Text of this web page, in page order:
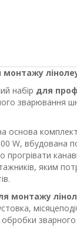
набір для
зварювання
W, вбудована
яким
монтажу